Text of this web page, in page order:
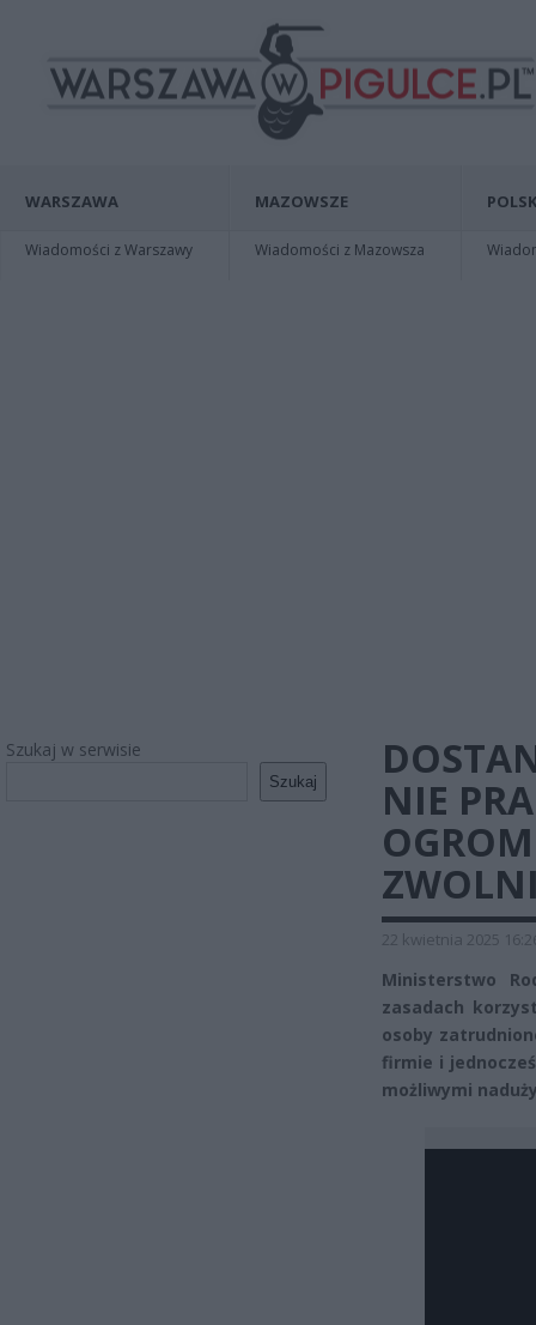
WARSZAWA
Wiadomości z Warszawy
MAZOWSZE
Wiadomości z Mazowsza
Szukaj w serwisie
Szukaj
NIE
22 kwietnia 2025
Ministerstwo
zasadach
osoby
firmie i
możliwymi